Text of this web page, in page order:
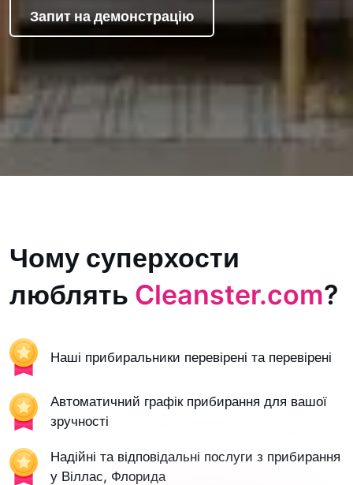
Запит на демонстрацію
Чому суперхости
люблять Cleanster.com?
Наші прибиральники перевірені та перевірені
Автоматичний графік прибирання для вашої
зручності
Надійні та відповідальні послуги з прибирання
у Віллас, Флорида